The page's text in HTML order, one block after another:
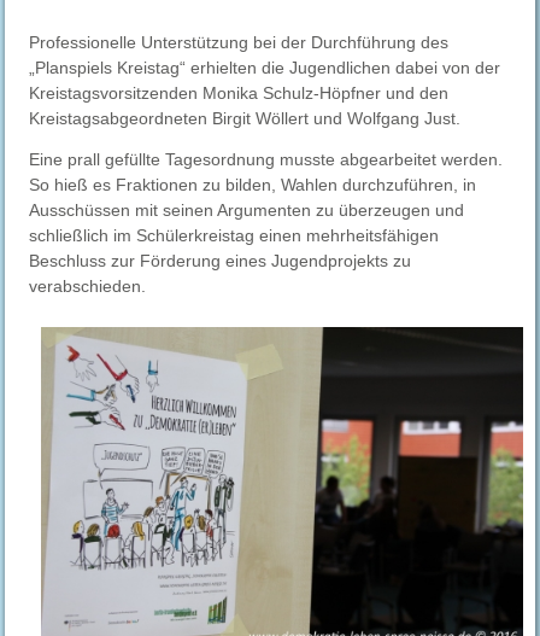
Professionelle Unterstützung bei der Durchführung des
„Planspiels Kreistag“ erhielten die Jugendlichen dabei von der
Kreistagsvorsitzenden Monika Schulz-Höpfner und den
Kreistagsabgeordneten Birgit Wöllert und Wolfgang Just.
Eine prall gefüllte Tagesordnung musste abgearbeitet werden.
So hieß es Fraktionen zu bilden, Wahlen durchzuführen, in
Ausschüssen mit seinen Argumenten zu überzeugen und
schließlich im Schülerkreistag einen mehrheitsfähigen
Beschluss zur Förderung eines Jugendprojekts zu
verabschieden.